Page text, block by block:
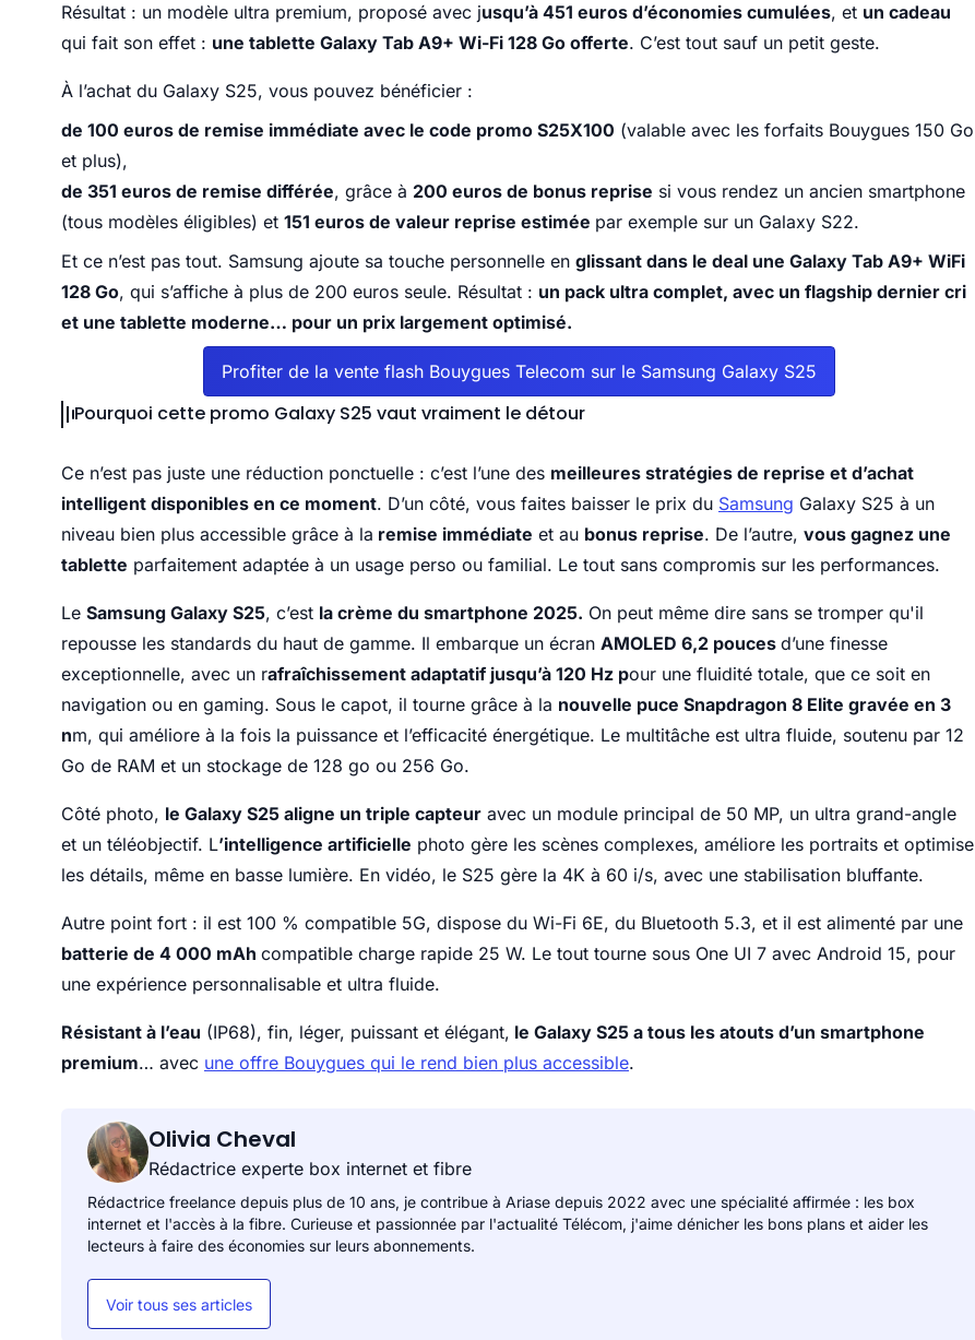
Résultat : un modèle ultra premium, proposé avec jusqu’à 451 euros d’économies cumulées, et un cadeau
qui fait son effet : une tablette Galaxy Tab A9+ Wi-Fi 128 Go offerte. C’est tout sauf un petit geste.
À l’achat du Galaxy S25, vous pouvez bénéficier :
de 100 euros de remise immédiate avec le code promo S25X100 (valable avec les forfaits Bouygues 150 Go
et plus),
de 351 euros de remise différée, grâce à 200 euros de bonus reprise si vous rendez un ancien smartphone
(tous modèles éligibles) et 151 euros de valeur reprise estimée par exemple sur un Galaxy S22.
Et ce n’est pas tout. Samsung ajoute sa touche personnelle en glissant dans le deal une Galaxy Tab A9+ WiFi
128 Go, qui s’affiche à plus de 200 euros seule. Résultat : un pack ultra complet, avec un flagship dernier cri
et une tablette moderne… pour un prix largement optimisé.
Profiter de la vente flash Bouygues Telecom sur le Samsung Galaxy S25
Pourquoi cette promo Galaxy S25 vaut vraiment le détour
Ce n’est pas juste une réduction ponctuelle : c’est l’une des meilleures stratégies de reprise et d’achat
intelligent disponibles en ce moment. D’un côté, vous faites baisser le prix du Samsung Galaxy S25 à un
niveau bien plus accessible grâce à la remise immédiate et au bonus reprise. De l’autre, vous gagnez une
tablette parfaitement adaptée à un usage perso ou familial. Le tout sans compromis sur les performances.
Le Samsung Galaxy S25, c’est la crème du smartphone 2025. On peut même dire sans se tromper qu'il
repousse les standards du haut de gamme. Il embarque un écran AMOLED 6,2 pouces d’une finesse
exceptionnelle, avec un rafraîchissement adaptatif jusqu’à 120 Hz pour une fluidité totale, que ce soit en
navigation ou en gaming. Sous le capot, il tourne grâce à la nouvelle puce Snapdragon 8 Elite gravée en 3
nm, qui améliore à la fois la puissance et l’efficacité énergétique. Le multitâche est ultra fluide, soutenu par 12
Go de RAM et un stockage de 128 go ou 256 Go.
Côté photo, le Galaxy S25 aligne un triple capteur avec un module principal de 50 MP, un ultra grand-angle
et un téléobjectif. L’intelligence artificielle photo gère les scènes complexes, améliore les portraits et optimise
les détails, même en basse lumière. En vidéo, le S25 gère la 4K à 60 i/s, avec une stabilisation bluffante.
Autre point fort : il est 100 % compatible 5G, dispose du Wi-Fi 6E, du Bluetooth 5.3, et il est alimenté par une
batterie de 4 000 mAh compatible charge rapide 25 W. Le tout tourne sous One UI 7 avec Android 15, pour
une expérience personnalisable et ultra fluide.
Résistant à l’eau (IP68), fin, léger, puissant et élégant, le Galaxy S25 a tous les atouts d’un smartphone
premium… avec une offre Bouygues qui le rend bien plus accessible.
Olivia Cheval
Rédactrice experte box internet et fibre
Rédactrice freelance depuis plus de 10 ans, je contribue à Ariase depuis 2022 avec une spécialité affirmée : les box
internet et l'accès à la fibre. Curieuse et passionnée par l'actualité Télécom, j'aime dénicher les bons plans et aider les
lecteurs à faire des économies sur leurs abonnements.
Voir tous ses articles